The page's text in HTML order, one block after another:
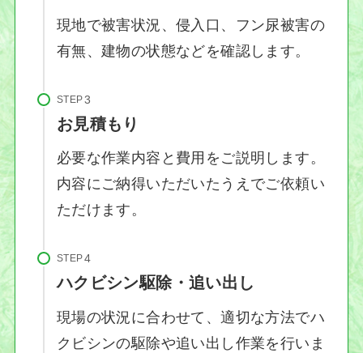
現地で被害状況、侵入口、フン尿被害の
有無、建物の状態などを確認します。
STEP
お見積もり
必要な作業内容と費用をご説明します。
内容にご納得いただいたうえでご依頼い
ただけます。
STEP
ハクビシン駆除・追い出し
現場の状況に合わせて、適切な方法でハ
クビシンの駆除や追い出し作業を行いま